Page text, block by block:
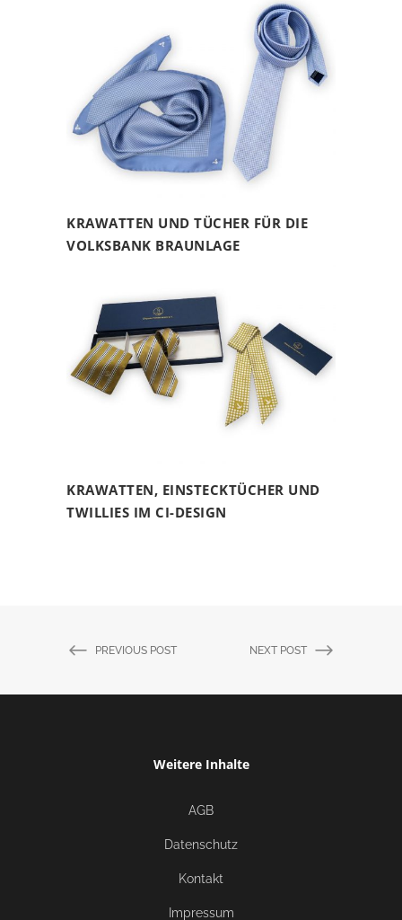
KRAWATTEN UND TÜCHER FÜR DIE
VOLKSBANK BRAUNLAGE
KRAWATTEN, EINSTECKTÜCHER UND
TWILLIES IM CI-DESIGN
PREVIOUS POST NEXT POST
Weitere Inhalte
AGB
Datenschutz
Kontakt
Impressum